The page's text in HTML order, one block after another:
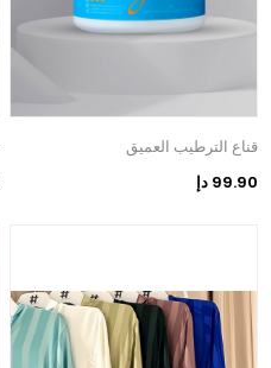
قناع الترطيب العميق
99.90 دإ